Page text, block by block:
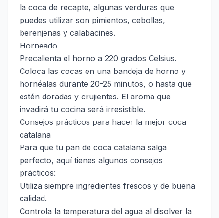
la coca de recapte, algunas verduras que
puedes utilizar son pimientos, cebollas,
berenjenas y calabacines.
Horneado
Precalienta el horno a 220 grados Celsius.
Coloca las cocas en una bandeja de horno y
hornéalas durante 20-25 minutos, o hasta que
estén doradas y crujientes. El aroma que
invadirá tu cocina será irresistible.
Consejos prácticos para hacer la mejor coca
catalana
Para que tu pan de coca catalana salga
perfecto, aquí tienes algunos consejos
prácticos:
Utiliza siempre ingredientes frescos y de buena
calidad.
Controla la temperatura del agua al disolver la